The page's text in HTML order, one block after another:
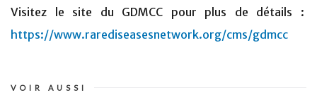
Visitez le site du GDMCC pour plus de détails :
https://www.rarediseasesnetwork.org/cms/gdmcc
VOIR AUSSI